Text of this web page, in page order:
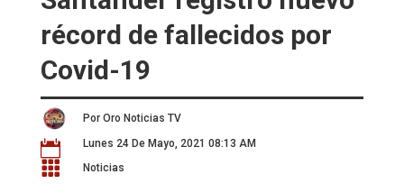
récord de fallecidos por
Covid-19
Por Oro Noticias TV
 Lunes 24 De Mayo, 2021 08:13 AM
 Noticias